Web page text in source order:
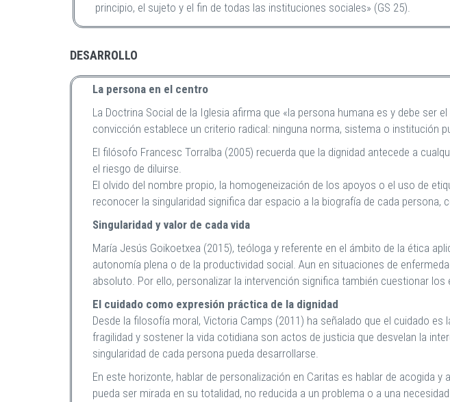
principio, el sujeto y el fin de todas las instituciones sociales» (GS 25).
DESARROLLO
La persona en el centro
La Doctrina Social de la Iglesia afirma que «la persona humana es y debe ser
convicción establece un criterio radical: ninguna norma, sistema o institución
El filósofo Francesc Torralba (2005) recuerda que la dignidad antecede a
el riesgo de diluirse.
El olvido del nombre propio, la homogeneización de los apoyos o el uso de
reconocer la singularidad significa dar espacio a la biografía de cada persona,
Singularidad y valor de cada vida
María Jesús Goikoetxea (2015), teóloga y referente en el ámbito de la ética
autonomía plena o de la productividad social. Aun en situaciones de
absoluto. Por ello, personalizar la intervención significa también cuestionar
El cuidado como expresión práctica de la dignidad
Desde la filosofía moral, Victoria Camps (2011) ha señalado que el cuidado
fragilidad y sostener la vida cotidiana son actos de justicia que desvelan la
singularidad de cada persona pueda desarrollarse.
En este horizonte, hablar de personalización en Caritas es hablar de acogida
pueda ser mirada en su totalidad, no reducida a un problema o a una